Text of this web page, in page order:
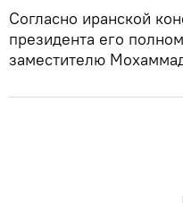
Согласно иранской
президента его
заместителю